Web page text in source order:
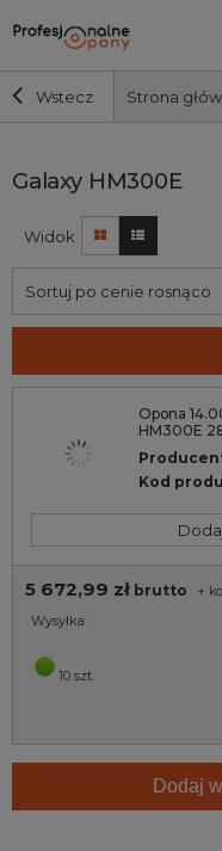
Wstecz Strona
Szerokość i profil
Średnica
Producent
Galaxy HM300E
Widok
Sortuj po cenie rosnąco
Opona
HM300E
Kod
5 672,99 zł brutto +
Wysyłka:
10 szt.
Dodaj